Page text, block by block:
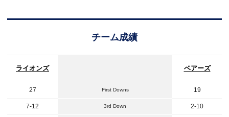
チーム成績
ライオンズ ベアーズ
27 First Downs 19
7-12 3rd Down 2-10